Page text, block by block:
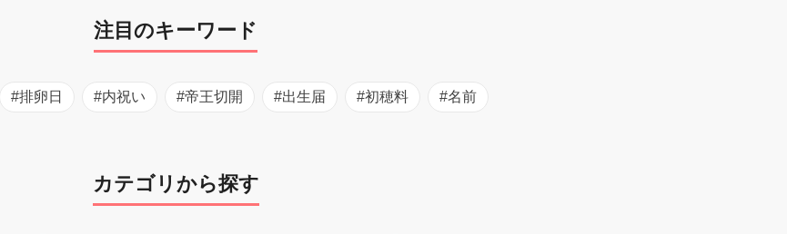
注目のキーワード
#排卵日 #内祝い #帝王切開 #出生届 #初穂料 #名前
カテゴリから探す